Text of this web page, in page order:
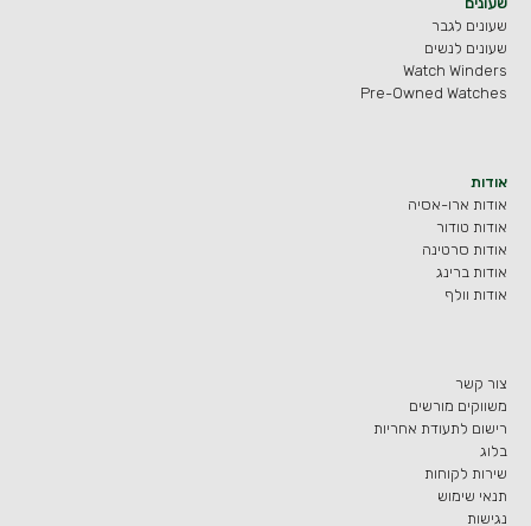
שעונים לגבר
שעונים לנשים
Watch Winders
Pre-Owned Watches
אודות
אודות ארו-אסיה
אודות טודור
אודות סרטינה
אודות ברינג
אודות וולף
צור קשר
משווקים מורשים
רישום לתעודת אחריות
בלוג
שירות לקוחות
תנאי שימוש
נגישות